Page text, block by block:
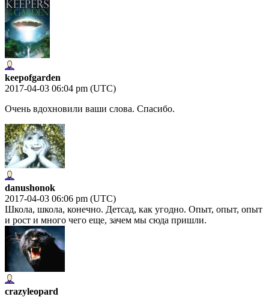
keepofgarden
2017-04-03 06:04 pm (UTC)
Очень вдохновили ваши слова. Спасибо.
danushonok
2017-04-03 06:06 pm (UTC)
Школа, школа, конечно. Детсад, как угодно. Опыт, опыт, опыт
и рост и много чего еще, зачем мы сюда пришли.
crazyleopard